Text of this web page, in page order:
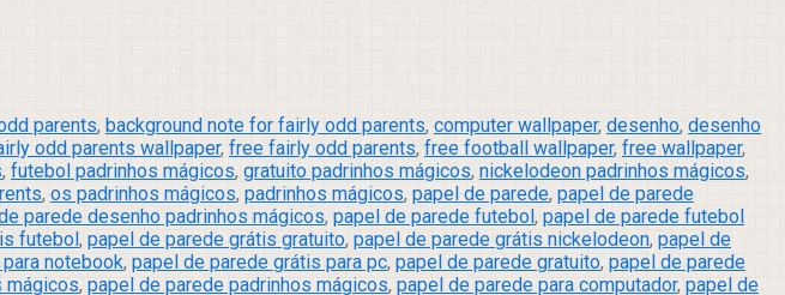
parents, background note for fairly odd parents, computer wallpaper, desenho, desenho
odd parents wallpaper, free fairly odd parents, free football wallpaper, free wallpaper,
, futebol padrinhos mágicos, gratuito padrinhos mágicos, nickelodeon padrinhos mágicos,
, os padrinhos mágicos, padrinhos mágicos, papel de parede, papel de parede
parede desenho padrinhos mágicos, papel de parede futebol, papel de parede futebol
futebol, papel de parede grátis gratuito, papel de parede grátis nickelodeon, papel de
notebook, papel de parede grátis para pc, papel de parede gratuito, papel de parede
mágicos, papel de parede padrinhos mágicos, papel de parede para computador, papel de